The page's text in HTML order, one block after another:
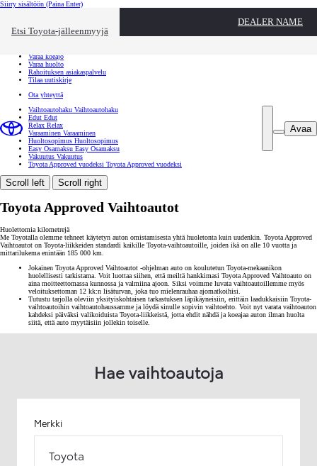
Siirry sisältöön (Paina Enter)
Etsi Toyota-jälleenmyyjä
DEALER NAME
Toyota palvelee Sulje
Varaa koeajo
Varaa huolto
Rahoituksen asiakaspalvelu
Tilaa uutiskirje
Ota yhteyttä
Avaa
Vaihtoautohaku Vaihtoautohaku
Edut Edut
Relax Relax
Varaaminen Varaaminen
Huoltosopimus Huoltosopimus
Easy Osamaksu Easy Osamaksu
Vakuutus Vakuutus
Toyota Approved vuodeksi Toyota Approved vuodeksi
Scroll left Scroll right
Toyota Approved Vaihtoautot
Huolettomia kilometrejä
Me Toyotalla olemme tehneet käytetyn auton omistamisesta yhtä huoletonta kuin uudenkin. Toyota Approved
Vaihtoautot on Toyota-liikkeiden standardi kaikille Toyota-vaihtoautoille, joiden ikä on alle 10 vuotta ja
mittarilukema enintään 185 000 km.
Jokainen Toyota Approved Vaihtoautot -ohjelman auto on koulutetun Toyota-mekaanikon
huolellisesti tarkistama. Voit luottaa siihen, että meiltä hankkimasi Toyota Approved Vaihtoauto on
aina moitteettomassa kunnossa ja valmiina ajoon. Siksi voimme luvata vaihtoautoillemme myös
veloituksettoman 12 kk:n lisäturvan, joka tuo mielenrauhaa ajomatkoihisi.
Tutustu tarjolla oleviin yksityiskohtaisen tarkastuksen läpikäyneisiin, erittäin laadukkaisiin Toyota-
vaihtoautoihin vaihtoautohaussamme ja löydä sinulle sopivin vaihtoehto. Voit nyt varata vaihtoauton
kahdeksi päiväksi valikoiduista Toyota-liikkeistä, jotta ehdit nähdä ja koeajaa auton ilman huolta
siitä, että auto myytäisiin jollekin toiselle.
Hae vaihtoautoja
Merkki
Toyota